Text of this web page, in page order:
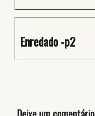
Enredado -p2